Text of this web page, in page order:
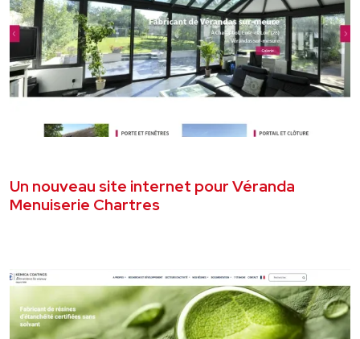
Un nouveau site internet pour Véranda
Menuiserie Chartres